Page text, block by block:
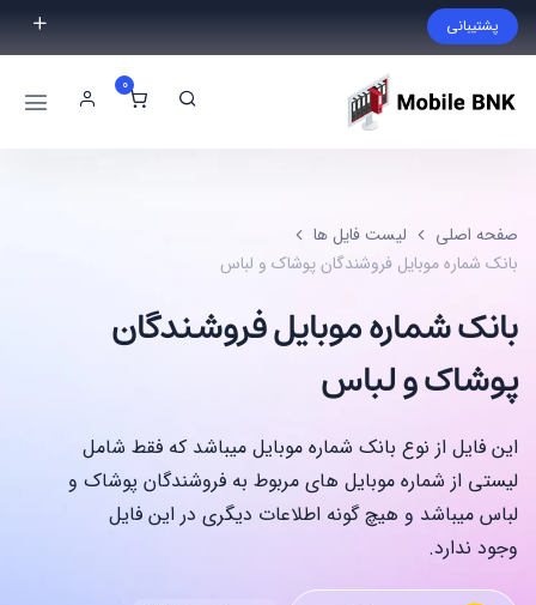
پشتیبانی
فایل مورد نظر خود را پیدا نکردید؟ با ما تماس بگیرید.
09999868721
0
صفحه اصلی
لیست فایل ها
بانک شماره موبایل فروشندگان پوشاک و لباس
بانک شماره موبایل فروشندگان
پوشاک و لباس
این فایل از نوع بانک شماره موبایل میباشد که فقط شامل
لیستی از شماره موبایل های مربوط به فروشندگان پوشاک و
لباس میباشد و هیچ گونه اطلاعات دیگری در این فایل
وجود ندارد.